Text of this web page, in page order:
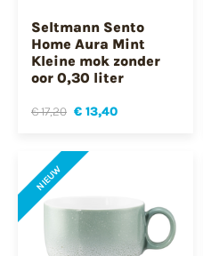
Seltmann Sento
Home Aura Mint
Kleine mok zonder
oor 0,30 liter
€ 17,20 € 13,40
NIEUW